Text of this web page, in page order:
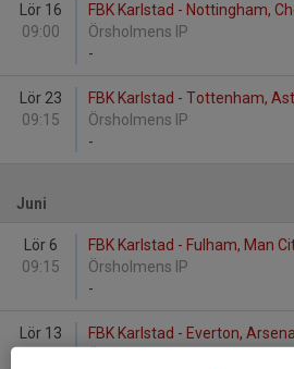
Lör 16
09:00
FBK Karlstad - Nottingham,
Örsholmens IP
-
Lör 23
09:15
FBK Karlstad - Tottenham,
Örsholmens IP
-
Juni
Lör 6
09:15
FBK Karlstad - Fulham, Man
Örsholmens IP
-
Lör 13
FBK Karlstad - Everton, Arsenal